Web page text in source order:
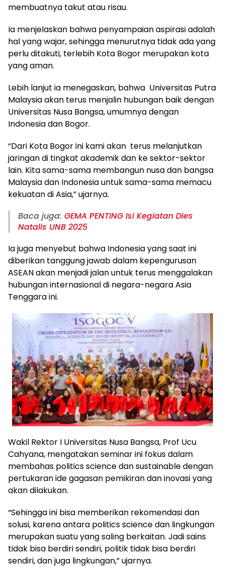
membuatnya takut atau risau.
Ia menjelaskan bahwa penyampaian aspirasi adalah
hal yang wajar, sehingga menurutnya tidak ada yang
perlu ditakuti, terlebih Kota Bogor merupakan kota
yang aman.
Lebih lanjut ia menegaskan, bahwa Universitas Putra
Malaysia akan terus menjalin hubungan baik dengan
Universitas Nusa Bangsa, umumnya dengan
Indonesia dan Bogor.
“Dari Kota Bogor ini kami akan terus melanjutkan
jaringan di tingkat akademik dan ke sektor-sektor
lain. Kita sama-sama membangun nusa dan bangsa
Malaysia dan Indonesia untuk sama-sama memacu
kekuatan di Asia,” ujarnya.
Baca juga: GEMA PENTING Isi Kegiatan Dies
Natalis UNB 2025
Ia juga menyebut bahwa Indonesia yang saat ini
diberikan tanggung jawab dalam kepengurusan
ASEAN akan menjadi jalan untuk terus menggalakan
hubungan internasional di negara-negara Asia
Tenggara ini.
Wakil Rektor I Universitas Nusa Bangsa, Prof Ucu
Cahyana, mengatakan seminar ini fokus dalam
membahas politics science dan sustainable dengan
pertukaran ide gagasan pemikiran dan inovasi yang
akan dilakukan.
“Sehingga ini bisa memberikan rekomendasi dan
solusi, karena antara politics science dan lingkungan
merupakan suatu yang saling berkaitan. Jadi sains
tidak bisa berdiri sendiri, politik tidak bisa berdiri
sendiri, dan juga lingkungan,” ujarnya.